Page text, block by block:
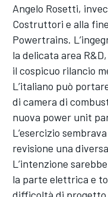
Angelo Rosetti,
Costruttori e alla
Powertrains.
la delicata area
il cospicuo rilancio
L’italiano può
di camera di
nuova power unit
L’esercizio
revisione una
L’intenzione
la parte elettrica e